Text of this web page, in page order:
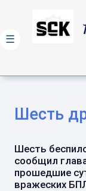
Шесть
Шесть
сообщил
прошедшие
вражеских
☰